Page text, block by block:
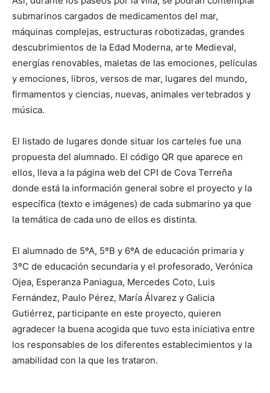
submarinos cargados de medicamentos del mar,
máquinas complejas, estructuras robotizadas, grandes
descubrimientos de la Edad Moderna, arte Medieval,
energías renovables, maletas de las emociones, películas
y emociones, libros, versos de mar, lugares del mundo,
firmamentos y ciencias, nuevas, animales vertebrados y
música.
El listado de lugares donde situar los carteles fue una
propuesta del alumnado. El código QR que aparece en
ellos, lleva a la página web del CPI de Cova Terreña
donde está la información general sobre el proyecto y la
específica (texto e imágenes) de cada submarino ya que
la temática de cada uno de ellos es distinta.
El alumnado de 5ºA, 5ºB y 6ºA de educación primaria y
3ºC de educación secundaria y el profesorado, Verónica
Ojea, Esperanza Paniagua, Mercedes Coto, Luis
Fernández, Paulo Pérez, María Álvarez y Galicia
Gutiérrez, participante en este proyecto, quieren
agradecer la buena acogida que tuvo esta iniciativa entre
los responsables de los diferentes establecimientos y la
amabilidad con la que les trataron.